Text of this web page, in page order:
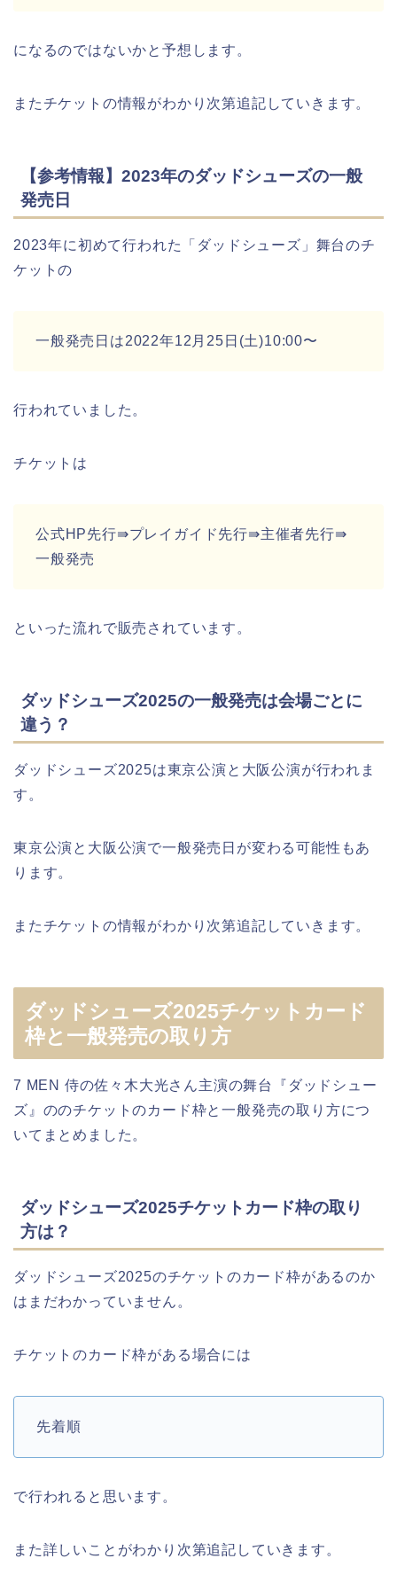
になるのではないかと予想します。
またチケットの情報がわかり次第追記していきます。
【参考情報】2023年のダッドシューズの一般
発売日
2023年に初めて行われた「ダッドシューズ」舞台のチ
ケットの
一般発売日は2022年12月25日(土)10:00〜
行われていました。
チケットは
公式HP先行⇛プレイガイド先行⇛主催者先行⇛
一般発売
といった流れで販売されています。
ダッドシューズ2025の一般発売は会場ごとに
違う？
ダッドシューズ2025は東京公演と大阪公演が行われま
す。
東京公演と大阪公演で一般発売日が変わる可能性もあ
ります。
またチケットの情報がわかり次第追記していきます。
ダッドシューズ2025チケットカード
枠と一般発売の取り方
7 MEN 侍の佐々木大光さん主演の舞台『ダッドシュー
ズ』ののチケットのカード枠と一般発売の取り方につ
いてまとめました。
ダッドシューズ2025チケットカード枠の取り
方は？
ダッドシューズ2025のチケットのカード枠があるのか
はまだわかっていません。
チケットのカード枠がある場合には
先着順
で行われると思います。
また詳しいことがわかり次第追記していきます。